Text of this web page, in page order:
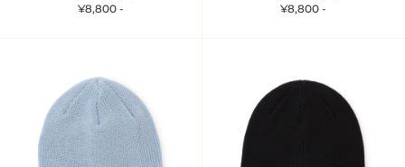
¥8,800 -
¥8,800 -